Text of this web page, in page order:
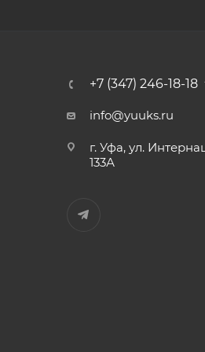
+7 (347) 246-18-18
info@yuuks.ru
г. Уфа, ул.
133А